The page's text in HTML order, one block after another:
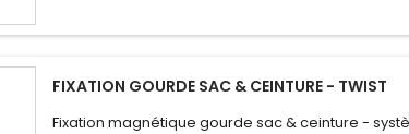
FIXATION GOURDE SAC & CEINTURE - TWIST
Fixation magnétique gourde sac & ceinture -